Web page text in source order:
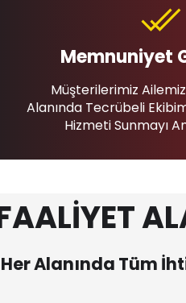
Memnuniyet
Müşterilerimiz
Alanında Tecrübeli
Hizmeti Sunmayı
Alanında Tüm